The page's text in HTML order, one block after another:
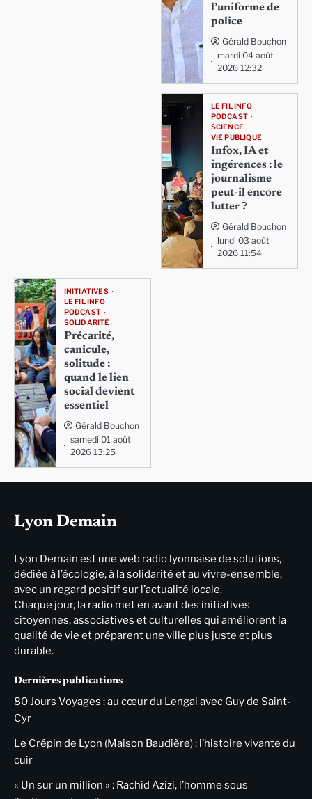
l’uniforme de
police
Gérald Bouchon
mardi 04 août
2026 12:32
LE FIL INFO
PODCAST
SCIENCE
VIE PUBLIQUE
Infox, IA et
ingérences : le
journalisme
peut-il encore
lutter ?
Gérald Bouchon
lundi 03 août
2026 11:54
INITIATIVES
LE FIL INFO
PODCAST
SOLIDARITÉ
Précarité,
canicule,
solitude :
quand le lien
social devient
essentiel
Gérald Bouchon
samedi 01 août
2026 13:25
Lyon Demain
Lyon Demain est une web radio lyonnaise de solutions,
dédiée à l’écologie, à la solidarité et au vivre-ensemble,
avec un regard positif sur l’actualité locale.
Chaque jour, la radio met en avant des initiatives
citoyennes, associatives et culturelles qui améliorent la
qualité de vie et préparent une ville plus juste et plus
durable.
Dernières publications
80 Jours Voyages : au cœur du Lengai avec Guy de Saint-
Cyr
Le Crépin de Lyon (Maison Baudière) : l’histoire vivante du
cuir
« Un sur un million » : Rachid Azizi, l’homme sous